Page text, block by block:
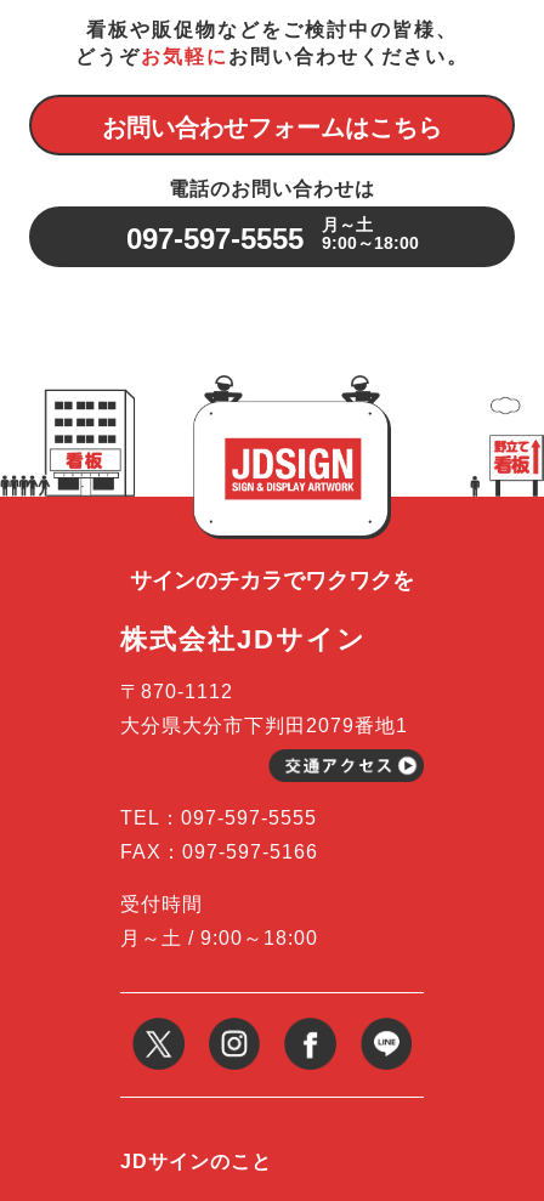
看板や販促物などをご検討中の皆様、
どうぞお気軽に お問い合わせください。
お問い合わせフォームはこちら
電話のお問い合わせは
097-597-5555
月～土
9:00～18:00
サインのチカラでワクワクを
株式会社JDサイン
〒870-1112
大分県大分市下判田2079番地1
TEL： 097-597-5555
FAX：097-597-5166
受付時間
月～土 / 9:00～18:00
JDサインのこと